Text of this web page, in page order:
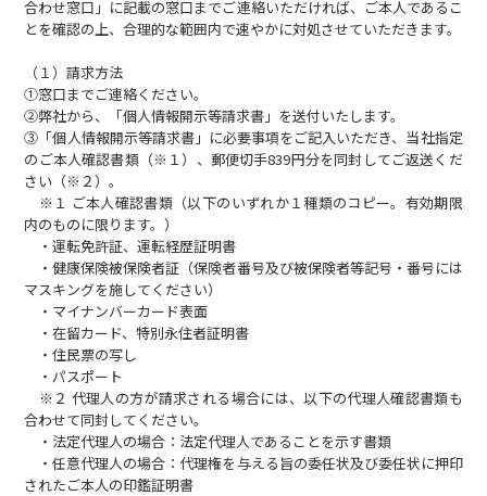
合わせ窓口」に記載の窓口までご連絡いただければ、ご本人であるこ
とを確認の上、合理的な範囲内で速やかに対処させていただきます。
（１）請求方法
①窓口までご連絡ください。
②弊社から、「個人情報開示等請求書」を送付いたします。
③「個人情報開示等請求書」に必要事項をご記入いただき、当社指定
のご本人確認書類（※１）、郵便切手839円分を同封してご返送くだ
さい（※２）。
※１ ご本人確認書類（以下のいずれか１種類のコピー。有効期限
内のものに限ります。）
・運転免許証、運転経歴証明書
・健康保険被保険者証（保険者番号及び被保険者等記号・番号には
マスキングを施してください）
・マイナンバーカード表面
・在留カード、特別永住者証明書
・住民票の写し
・パスポート
※２ 代理人の方が請求される場合には、以下の代理人確認書類も
合わせて同封してください。
・法定代理人の場合：法定代理人であることを示す書類
・任意代理人の場合：代理権を与える旨の委任状及び委任状に押印
されたご本人の印鑑証明書